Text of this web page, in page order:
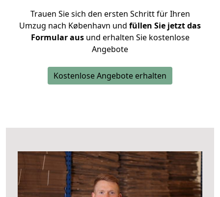
Trauen Sie sich den ersten Schritt für Ihren
Umzug nach København und füllen Sie jetzt das
Formular ausund erhalten Sie kostenlose
Angebote
Kostenlose Angebote erhalten